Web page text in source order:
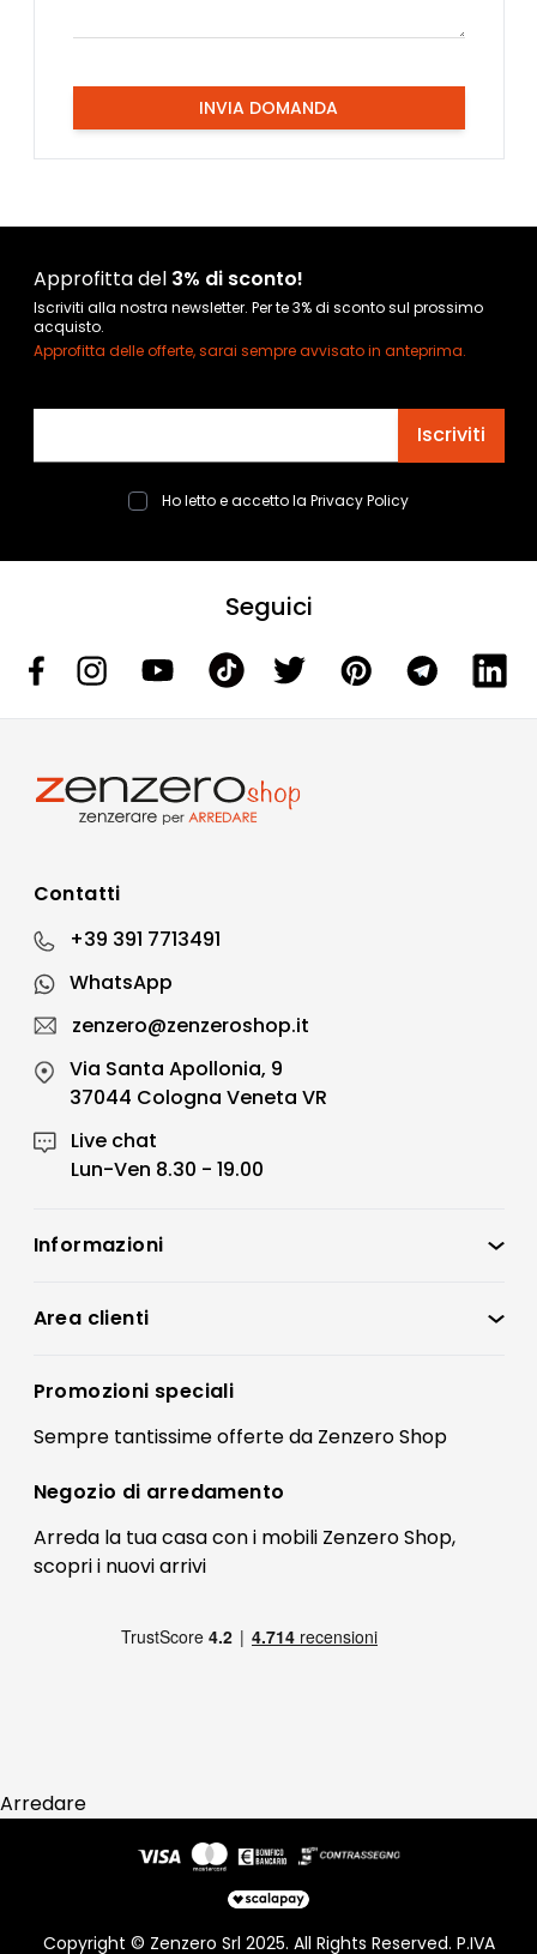
INVIA DOMANDA
Approfitta del 3% di sconto!
Iscriviti alla nostra newsletter. Per te 3% di sconto sul prossimo
acquisto.
Approfitta delle offerte, sarai sempre avvisato in anteprima.
Iscriviti
Ho letto e accetto la Privacy Policy
Seguici
Contatti
+39 391 7713491
WhatsApp
zenzero@zenzeroshop.it
Via Santa Apollonia, 9
37044 Cologna Veneta VR
Live chat
Lun-Ven 8.30 - 19.00
Informazioni
Condizioni di vendita
Preferenze Cookies
Termini e condizioni
Contatti
FAQ
Pagamenti
Area clienti
Registrati
Il mio account
Promozioni speciali
Sempre tantissimeofferteda Zenzero Shop
Negozio di arredamento
Arreda la tua casa con i mobili Zenzero Shop,
scopri i nuovi arrivi
Arredare
Copyright © Zenzero Srl 2025. All Rights Reserved. P.IVA